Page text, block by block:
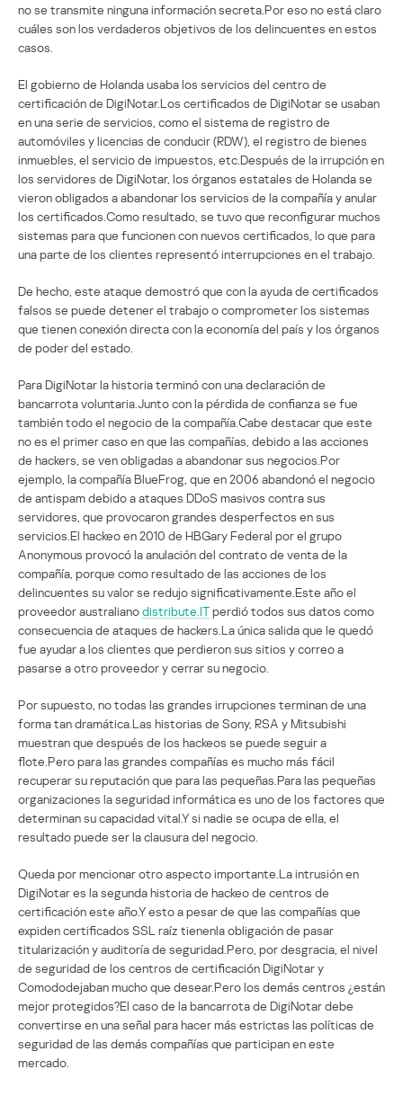
no se transmite ninguna información secreta.Por eso no está claro
cuáles son los verdaderos objetivos de los delincuentes en estos
casos.
El gobierno de Holanda usaba los servicios del centro de
certificación de DigiNotar.Los certificados de DigiNotar se usaban
en una serie de servicios, como el sistema de registro de
automóviles y licencias de conducir (RDW), el registro de bienes
inmuebles, el servicio de impuestos, etc.Después de la irrupción en
los servidores de DigiNotar, los órganos estatales de Holanda se
vieron obligados a abandonar los servicios de la compañía y anular
los certificados.Como resultado, se tuvo que reconfigurar muchos
sistemas para que funcionen con nuevos certificados, lo que para
una parte de los clientes representó interrupciones en el trabajo.
De hecho, este ataque demostró que con la ayuda de certificados
falsos se puede detener el trabajo o comprometer los sistemas
que tienen conexión directa con la economía del país y los órganos
de poder del estado.
Para DigiNotar la historia terminó con una declaración de
bancarrota voluntaria.Junto con la pérdida de confianza se fue
también todo el negocio de la compañía.Cabe destacar que este
no es el primer caso en que las compañías, debido a las acciones
de hackers, se ven obligadas a abandonar sus negocios.Por
ejemplo, la compañía BlueFrog, que en 2006 abandonó el negocio
de antispam debido a ataques DDoS masivos contra sus
servidores, que provocaron grandes desperfectos en sus
servicios.El hackeo en 2010 de HBGary Federal por el grupo
Anonymous provocó la anulación del contrato de venta de la
compañía, porque como resultado de las acciones de los
delincuentes su valor se redujo significativamente.Este año el
proveedor australianodistribute.ITperdió todos sus datos como
consecuencia de ataques de hackers.La única salida que le quedó
fue ayudar a los clientes que perdieron sus sitios y correo a
pasarse a otro proveedor y cerrar su negocio.
Por supuesto, no todas las grandes irrupciones terminan de una
forma tan dramática.Las historias de Sony, RSA y Mitsubishi
muestran que después de los hackeos se puede seguir a
flote.Pero para las grandes compañías es mucho más fácil
recuperar su reputación que para las pequeñas.Para las pequeñas
organizaciones la seguridad informática es uno de los factores que
determinan su capacidad vital.Y si nadie se ocupa de ella, el
resultado puede ser la clausura del negocio.
Queda por mencionar otro aspecto importante.La intrusión en
DigiNotar es la segunda historia de hackeo de centros de
certificación este año.Y esto a pesar de que las compañías que
expiden certificados SSL raíz tienenla obligación de pasar
titularización y auditoría de seguridad.Pero, por desgracia, el nivel
de seguridad de los centros de certificación DigiNotar y
Comododejaban mucho que desear.Pero los demás centros ¿están
mejor protegidos?El caso de la bancarrota de DigiNotar debe
convertirse en una señal para hacer más estrictas las políticas de
seguridad de las demás compañías que participan en este
mercado.